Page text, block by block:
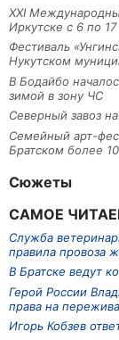
XXI
Иркутске с 6 по
Фестиваль
Нукутском
В Бодайбо
зимой в зону ЧС
Северный завоз
Семейный арт-
Братском более
Сюжеты
САМОЕ
Служба
правила провоза
В Братске ведут
Герой России
права на
Игорь Кобзев